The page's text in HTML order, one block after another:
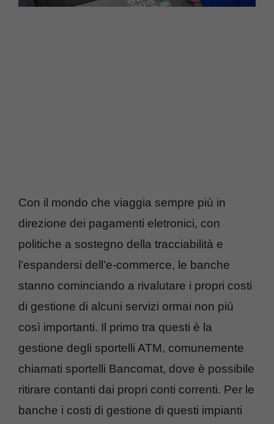
Con il mondo che viaggia sempre più in
direzione dei pagamenti eletronici, con
politiche a sostegno della tracciabilità e
l’espandersi dell’e-commerce, le banche
stanno cominciando a rivalutare i propri costi
di gestione di alcuni servizi ormai non più
così importanti. Il primo tra questi è la
gestione degli sportelli ATM, comunemente
chiamati sportelli Bancomat, dove è possibile
ritirare contanti dai propri conti correnti. Per le
banche i costi di gestione di questi impianti